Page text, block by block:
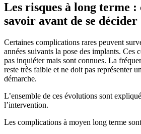
Les risques à long terme :
savoir avant de se décider
Certaines complications rares peuvent
années suivants la pose des implants. Ces
pas inquiéter mais sont connues. La
reste très faible et ne doit pas représenter
démarche.
L’ensemble de ces évolutions sont
l’intervention.
Les complications à moyen long terme